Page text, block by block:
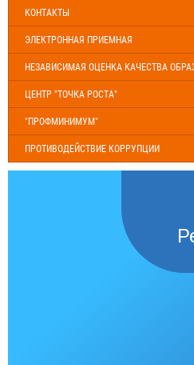
КОНТАКТЫ
ЭЛЕКТРОННАЯ ПРИЕМНАЯ
НЕЗАВИСИМАЯ ОЦЕНКА КАЧЕСТВА
ЦЕНТР "ТОЧКА РОСТА"
"ПРОФМИНИМУМ"
ПРОТИВОДЕЙСТВИЕ КОРРУПЦИИ